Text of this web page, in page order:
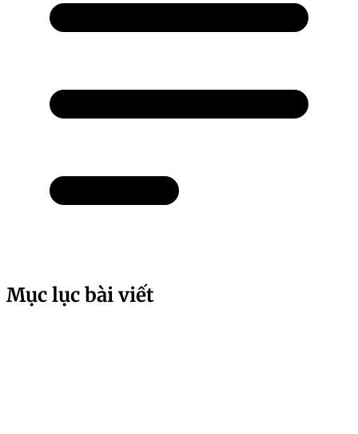
Mục lục bài viết